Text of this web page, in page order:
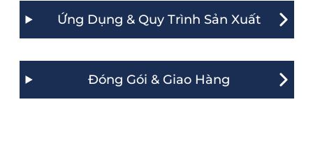
Ứng Dụng & Quy Trình Sản Xuất
Đóng Gói & Giao Hàng